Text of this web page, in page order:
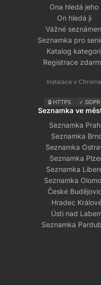
Ona hledá jeho
On hledá ji
Vážné
Seznamka pro
Katalog
Registrace
Instalace v Chrome
🔒 HTTPS ✓ GDPR
Seznamka ve
Seznamka
Seznamka
Seznamka
Seznamka
Seznamka
Seznamka
České
Hradec
Ústí nad
Seznamka